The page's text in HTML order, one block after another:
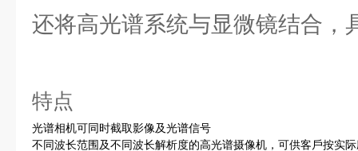
还将高光谱系统与显微镜结合，
特点
光谱相机可同时截取影像及光谱信号
不同波长范围及不同波长解析度的高光谱摄像机，可供客戶按实